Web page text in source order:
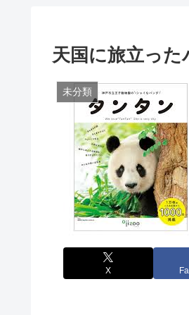
天国に旅立っ
未分類
X